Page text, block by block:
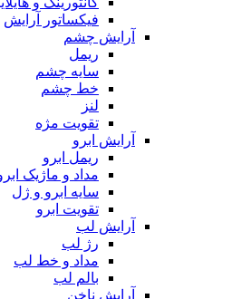
فیکساتور آرایش
آرایش چشم
ریمل
سایه چشم
خط چشم
لنز
تقویت مژه
آرایش ابرو
ریمل ابرو
مداد و ماژیک
سایه ابرو و ژل
تقویت ابرو
آرایش لب
رژ لب
مداد و خط لب
بالم لب
آرایش ناخن